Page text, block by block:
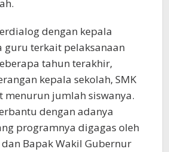
dengan kepala
guru terkait pelaksanaan
tahun terakhir,
kepala sekolah, SMK
menurun jumlah siswanya.
dengan adanya
programnya digagas oleh
Bapak Wakil Gubernur